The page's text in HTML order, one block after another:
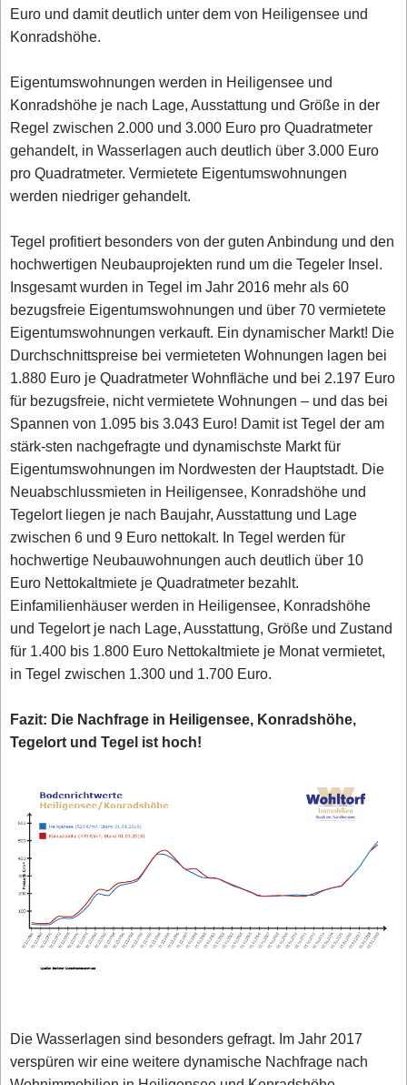
Euro und damit deutlich unter dem von Heiligensee und
Konradshöhe.
Eigentumswohnungen werden in Heiligensee und
Konradshöhe je nach Lage, Ausstattung und Größe in der
Regel zwischen 2.000 und 3.000 Euro pro Quadratmeter
gehandelt, in Wasserlagen auch deutlich über 3.000 Euro
pro Quadratmeter. Vermietete Eigentumswohnungen
werden niedriger gehandelt.
Tegel profitiert besonders von der guten Anbindung und den
hochwertigen Neubauprojekten rund um die Tegeler Insel.
Insgesamt wurden in Tegel im Jahr 2016 mehr als 60
bezugsfreie Eigentumswohnungen und über 70 vermietete
Eigentumswohnungen verkauft. Ein dynamischer Markt! Die
Durchschnittspreise bei vermieteten Wohnungen lagen bei
1.880 Euro je Quadratmeter Wohnfläche und bei 2.197 Euro
für bezugsfreie, nicht vermietete Wohnungen – und das bei
Spannen von 1.095 bis 3.043 Euro! Damit ist Tegel der am
stärk-sten nachgefragte und dynamischste Markt für
Eigentumswohnungen im Nordwesten der Hauptstadt. Die
Neuabschlussmieten in Heiligensee, Konradshöhe und
Tegelort liegen je nach Baujahr, Ausstattung und Lage
zwischen 6 und 9 Euro nettokalt. In Tegel werden für
hochwertige Neubauwohnungen auch deutlich über 10
Euro Nettokaltmiete je Quadratmeter bezahlt.
Einfamilienhäuser werden in Heiligensee, Konradshöhe
und Tegelort je nach Lage, Ausstattung, Größe und Zustand
für 1.400 bis 1.800 Euro Nettokaltmiete je Monat vermietet,
in Tegel zwischen 1.300 und 1.700 Euro.
Fazit: Die Nachfrage in Heiligensee, Konradshöhe,
Tegelort und Tegel ist hoch!
Die Wasserlagen sind besonders gefragt. Im Jahr 2017
verspüren wir eine weitere dynamische Nachfrage nach